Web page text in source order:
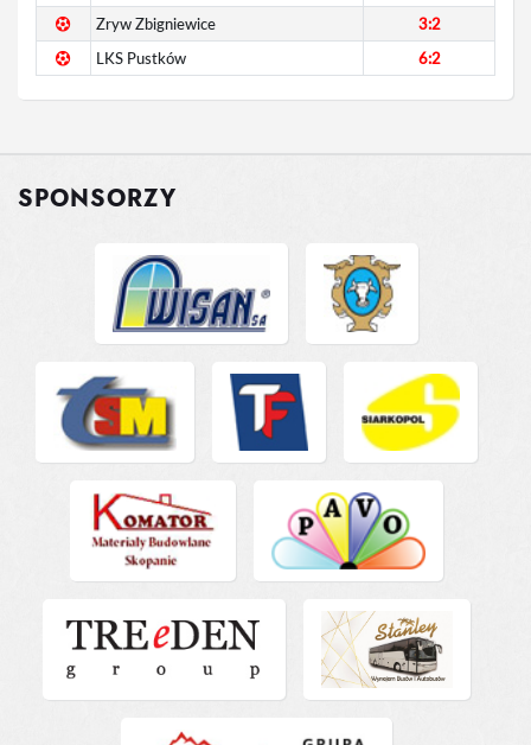
Zryw Zbigniewice
3:2
LKS Pustków
6:2
SPONSORZY